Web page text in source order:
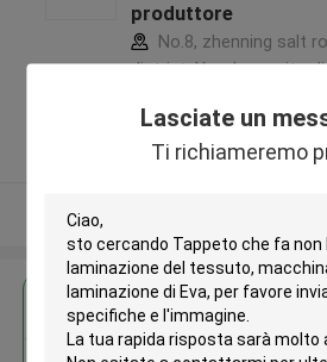
Lasciate un
Ti richiameremo
produttore
No.8, zhenning salt
district, Yancheng city,
5.0
Fornitore verificato
Ottieni il miglior